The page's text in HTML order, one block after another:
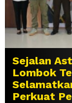
Sejalan
Lombok
Perkuat